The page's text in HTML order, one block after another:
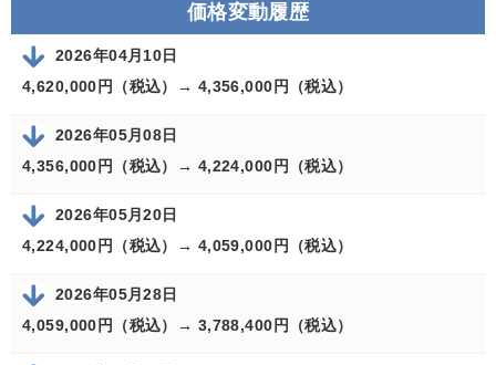
価格変動履歴
2026年04月10日
4,620,000円（税込）→ 4,356,000円（税込）
2026年05月08日
4,356,000円（税込）→ 4,224,000円（税込）
2026年05月20日
4,224,000円（税込）→ 4,059,000円（税込）
2026年05月28日
4,059,000円（税込）→ 3,788,400円（税込）